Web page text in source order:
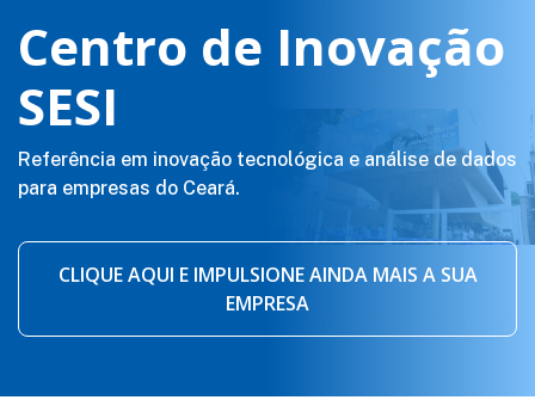
Centro de Inovação
SESI
Referência em inovação tecnológica e análise de dados
para empresas do Ceará.
CLIQUE AQUI E IMPULSIONE AINDA MAIS A SUA
EMPRESA